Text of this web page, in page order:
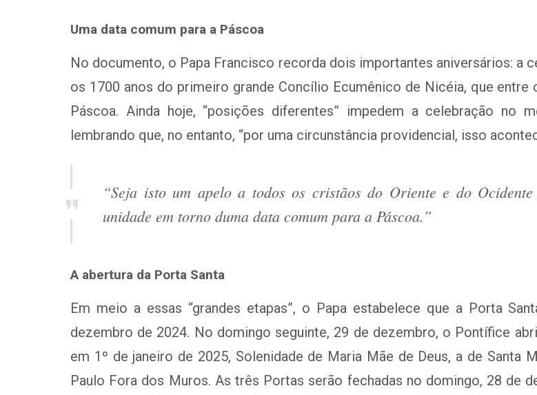
Uma data comum para a Páscoa
No documento, o Papa Francisco recorda dois importantes aniversários: a
os 1700 anos do primeiro grande Concílio Ecumênico de Nicéia, que
Páscoa. Ainda hoje, “posições diferentes” impedem a celebração no
lembrando que, no entanto, “por uma circunstância providencial, isso
“Seja isto um apelo a todos os cristãos do Oriente e do
unidade em torno duma data comum para a Páscoa.”
A abertura da Porta Santa
Em meio a essas “grandes etapas”, o Papa estabelece que a Porta
dezembro de 2024. No domingo seguinte, 29 de dezembro, o Pontífice
em 1º de janeiro de 2025, Solenidade de Maria Mãe de Deus, a de Santa
Paulo Fora dos Muros. As três Portas serão fechadas no domingo, 28 de